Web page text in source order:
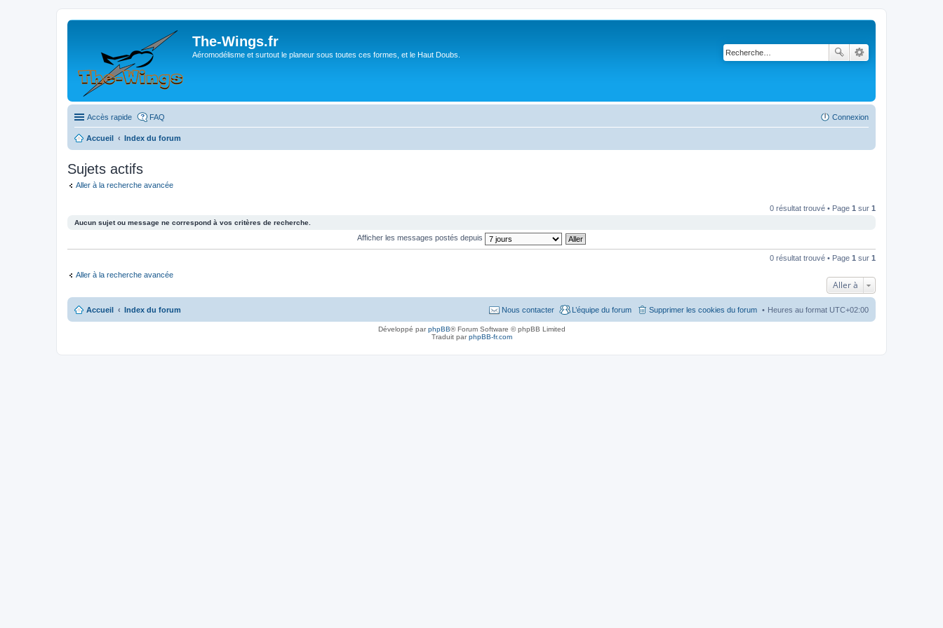
The-Wings.fr
Aéromodélisme et surtout le planeur sous toutes ces formes, et le Haut Doubs.
Accès rapide FAQ Connexion
Accueil Index du forum
Sujets actifs
Aller à la recherche avancée
0 résultat trouvé • Page 1 sur 1
Aucun sujet ou message ne correspond à vos critères de recherche.
Afficher les messages postés depuis
0 résultat trouvé • Page 1 sur 1
Aller à la recherche avancée
Aller à
Accueil Index du forum Heures au format UTC+02:00
Supprimer les cookies du forum
L’équipe du forum
Nous contacter
Développé parphpBB® Forum Software © phpBB Limited
Traduit parphpBB-fr.com